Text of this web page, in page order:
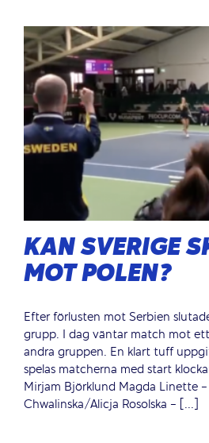
KAN SVERIGE
MOT POLEN?
Efter förlusten mot Serbien
grupp. I dag väntar match mot
andra gruppen. En klart tuff
spelas matcherna med start
Mirjam Björklund Magda Linette -
Chwalinska/Alicja Rosolska - [...]